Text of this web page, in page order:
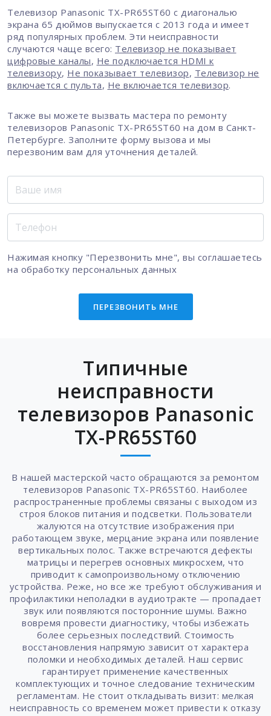
Телевизор Panasonic TX-PR65ST60 с диагональю
экрана 65 дюймов выпускается с 2013 года и имеет
ряд популярных проблем. Эти неисправности
случаются чаще всего: Телевизор не показывает
цифровые каналы, Не подключается HDMI к
телевизору, Не показывает телевизор, Телевизор не
включается с пульта, Не включается телевизор.
Также вы можете вызвать мастера по ремонту
телевизоров Panasonic TX-PR65ST60 на дом в Санкт-
Петербурге. Заполните форму вызова и мы
перезвоним вам для уточнения деталей.
Нажимая кнопку "Перезвонить мне", вы соглашаетесь
на обработку персональных данных
ПЕРЕЗВОНИТЬ МНЕ
Типичные
неисправности
телевизоров Panasonic
TX-PR65ST60
В нашей мастерской часто обращаются за ремонтом
телевизоров Panasonic TX-PR65ST60. Наиболее
распространенные проблемы связаны с выходом из
строя блоков питания и подсветки. Пользователи
жалуются на отсутствие изображения при
работающем звуке, мерцание экрана или появление
вертикальных полос. Также встречаются дефекты
матрицы и перегрев основных микросхем, что
приводит к самопроизвольному отключению
устройства. Реже, но все же требуют обслуживания и
профилактики неполадки в аудиотракте — пропадает
звук или появляются посторонние шумы. Важно
вовремя провести диагностику, чтобы избежать
более серьезных последствий. Стоимость
восстановления напрямую зависит от характера
поломки и необходимых деталей. Наш сервис
гарантирует применение качественных
комплектующих и точное следование техническим
регламентам. Не стоит откладывать визит: мелкая
неисправность со временем может привести к отказу